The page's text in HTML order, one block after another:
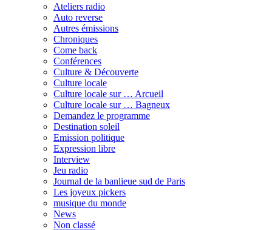
Ateliers radio
Auto reverse
Autres émissions
Chroniques
Come back
Conférences
Culture & Découverte
Culture locale
Culture locale sur … Arcueil
Culture locale sur … Bagneux
Demandez le programme
Destination soleil
Emission politique
Expression libre
Interview
Jeu radio
Journal de la banlieue sud de Paris
Les joyeux pickers
musique du monde
News
Non classé